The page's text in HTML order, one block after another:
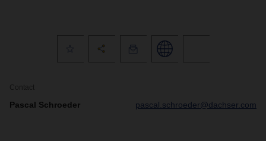
Contact
Pascal Schroeder pascal.schroeder@dachser.com